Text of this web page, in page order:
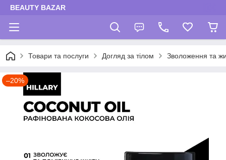
BEAUTY BAZAR
Товари та послуги Догляд за тілом Зволоження та
–20%